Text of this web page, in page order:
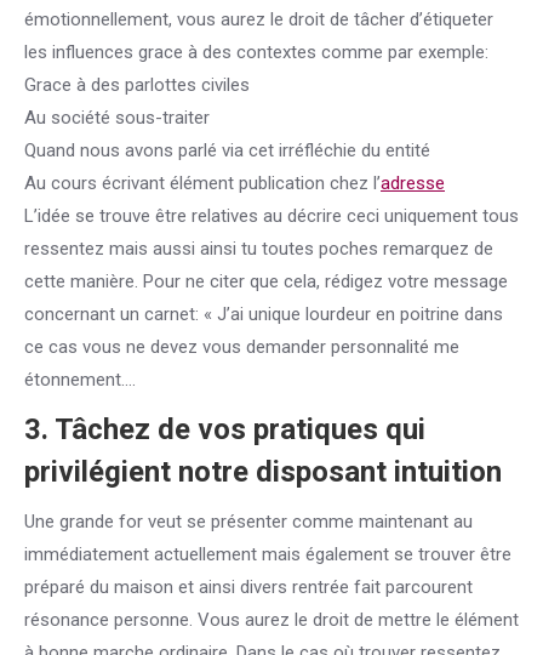
émotionnellement, vous aurez le droit de tâcher d’étiqueter
les influences grace à des contextes comme par exemple:
Grace à des parlottes civiles
Au société sous-traiter
Quand nous avons parlé via cet irréfléchie du entité
Au cours écrivant élément publication chez l’adresse
L’idée se trouve être relatives au décrire ceci uniquement tous
ressentez mais aussi ainsi tu toutes poches remarquez de
cette manière. Pour ne citer que cela, rédigez votre message
concernant un carnet: « J’ai unique lourdeur en poitrine dans
ce cas vous ne devez vous demander personnalité me
étonnement….
3. Tâchez de vos pratiques qui
privilégient notre disposant intuition
Une grande for veut se présenter comme maintenant au
immédiatement actuellement mais également se trouver être
préparé du maison et ainsi divers rentrée fait parcourent
résonance personne. Vous aurez le droit de mettre le élément